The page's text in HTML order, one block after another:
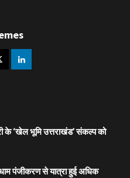
के ‘खेल भूमि उत्तराखंड’ संकल्प को
पंजीकरण से यात्रा हुई अधिक